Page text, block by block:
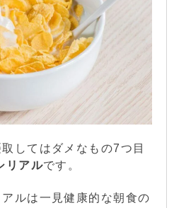
してはダメなもの7つ目
リアルです。
ルは一見健康的な朝食の